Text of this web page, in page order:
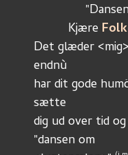
          Kjære
Det glæder
endnù
har dit gode
sætte
dig ud over tid
"dansen om